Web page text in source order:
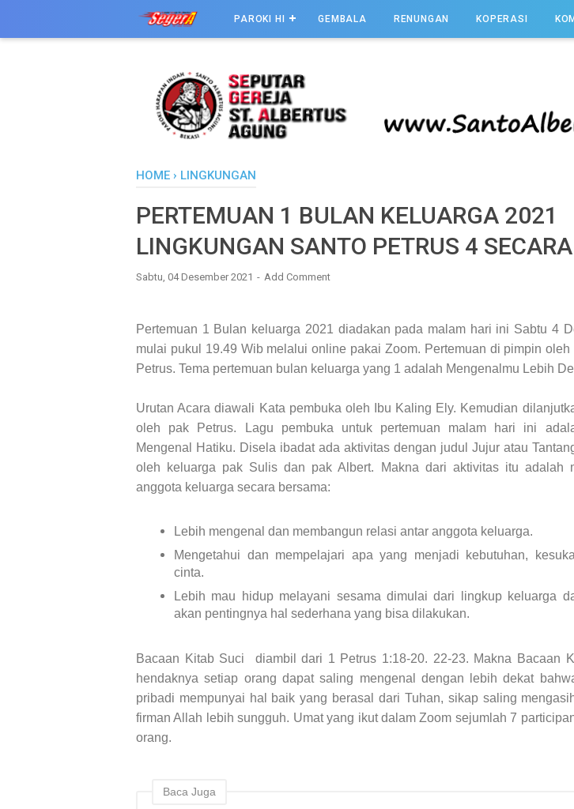
PAROKI HI GEMBALA RENUNGAN KOPERASI
HOME › LINGKUNGAN
PERTEMUAN 1 BULAN KELUARGA 2021
LINGKUNGAN SANTO PETRUS 4
Sabtu, 04 Desember 2021 Add Comment
Pertemuan 1 Bulan keluarga 2021 diadakan pada malam hari ini Sabtu 4
mulai pukul 19.49 Wib melalui online pakai Zoom. Pertemuan di pimpin
Petrus. Tema pertemuan bulan keluarga yang 1 adalah Mengenalmu Lebih
Urutan Acara diawali Kata pembuka oleh Ibu Kaling Ely. Kemudian
oleh pak Petrus. Lagu pembuka untuk pertemuan malam hari ini
Mengenal Hatiku. Disela ibadat ada aktivitas dengan judul Jujur atau
oleh keluarga pak Sulis dan pak Albert. Makna dari aktivitas itu adalah
anggota keluarga secara bersama:
Lebih mengenal dan membangun relasi antar anggota keluarga.
Mengetahui dan mempelajari apa yang menjadi kebutuhan,
cinta.
Lebih mau hidup melayani sesama dimulai dari lingkup keluarga
akan pentingnya hal sederhana yang bisa dilakukan.
Bacaan Kitab Suci diambil dari 1 Petrus 1:18-20. 22-23. Makna Bacaan
hendaknya setiap orang dapat saling mengenal dengan lebih dekat
pribadi mempunyai hal baik yang berasal dari Tuhan, sikap saling
firman Allah lebih sungguh. Umat yang ikut dalam Zoom sejumlah 7
orang.
Baca Juga